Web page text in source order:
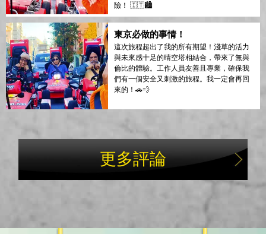
險！ 🇮🇹🏙️
東京必做的事情！
這次旅程超出了我的所有期望！淺草的活力
與未來感十足的晴空塔相結合，帶來了無與
倫比的體驗。工作人員友善且專業，確保我
們有一個安全又刺激的旅程。我一定會再回
來的！🚗💨
更多評論